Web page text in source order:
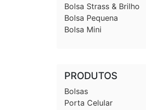
Bolsa Strass & Brilho
Bolsa Pequena
Bolsa Mini
PRODUTOS
Bolsas
Porta Celular